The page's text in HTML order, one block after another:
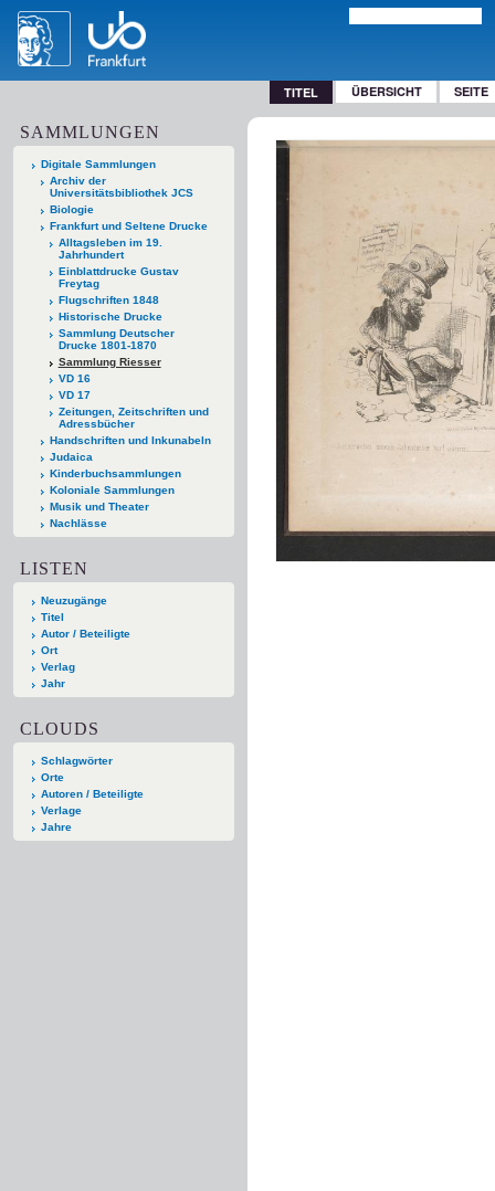
TITEL ÜBERSICHT SEITE
SAMMLUNGEN
Digitale Sammlungen
Archiv der
Universitätsbibliothek JCS
Biologie
Frankfurt und Seltene Drucke
Alltagsleben im 19.
Jahrhundert
Einblattdrucke Gustav
Freytag
Flugschriften 1848
Historische Drucke
Sammlung Deutscher
Drucke 1801-1870
Sammlung Riesser
VD 16
VD 17
Zeitungen, Zeitschriften und
Adressbücher
Handschriften und Inkunabeln
Judaica
Kinderbuchsammlungen
Koloniale Sammlungen
Musik und Theater
Nachlässe
LISTEN
Neuzugänge
Titel
Autor / Beteiligte
Ort
Verlag
Jahr
CLOUDS
Schlagwörter
Orte
Autoren / Beteiligte
Verlage
Jahre